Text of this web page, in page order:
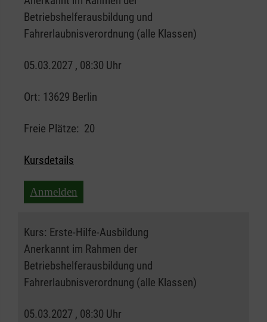
Betriebshelferausbildung und
Fahrerlaubnisverordnung (alle Klassen)
05.03.2027 , 08:30 Uhr
Ort: 13629 Berlin
Freie Plätze: 20
Kursdetails
Anmelden
Kurs: Erste-Hilfe-Ausbildung
Anerkannt im Rahmen der
Betriebshelferausbildung und
Fahrerlaubnisverordnung (alle Klassen)
05.03.2027 , 08:30 Uhr